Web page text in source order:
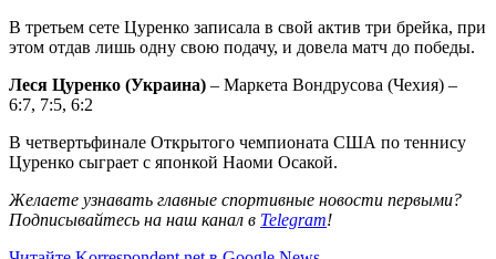
В третьем сете Цуренко записала в свой актив три брейка, при
этом отдав лишь одну свою подачу, и довела матч до победы.
Леся Цуренко (Украина) – Маркета Вондрусова (Чехия) –
6:7, 7:5, 6:2
В четвертьфинале Открытого чемпионата США по теннису
Цуренко сыграет с японкой Наоми Осакой.
Желаете узнавать главные спортивные новости первыми?
Подписывайтесь на наш канал в Telegram!